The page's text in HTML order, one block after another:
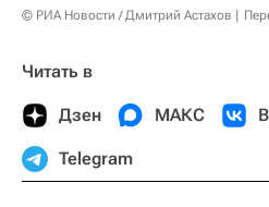
© РИА Новости / Дмитрий Астахов
Читать в
Дзен МАКС
Telegram